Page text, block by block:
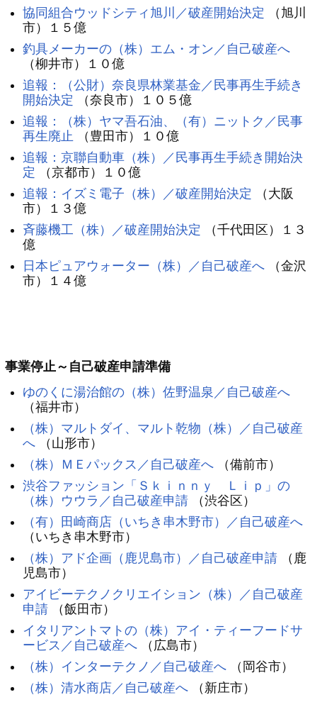
協同組合ウッドシティ旭川／破産開始決定 （旭川
市）１５億
釣具メーカーの（株）エム・オン／自己破産へ
（柳井市）１０億
追報：（公財）奈良県林業基金／民事再生手続き
開始決定 （奈良市）１０５億
追報：（株）ヤマ吾石油、（有）ニットク／民事
再生廃止 （豊田市）１０億
追報：京聯自動車（株）／民事再生手続き開始決
定 （京都市）１０億
追報：イズミ電子（株）／破産開始決定 （大阪
市）１３億
斉藤機工（株）／破産開始決定 （千代田区）１３
億
日本ピュアウォーター（株）／自己破産へ （金沢
市）１４億
事業停止～自己破産申請準備
ゆのくに湯治館の（株）佐野温泉／自己破産へ
（福井市）
（株）マルトダイ、マルト乾物（株）／自己破産
へ （山形市）
（株）ＭＥパックス／自己破産へ （備前市）
渋谷ファッション「Ｓｋｉｎｎｙ Ｌｉｐ」の
（株）ウウラ／自己破産申請 （渋谷区）
（有）田崎商店（いちき串木野市）／自己破産へ
（いちき串木野市）
（株）アド企画（鹿児島市）／自己破産申請 （鹿
児島市）
アイビーテクノクリエイション（株）／自己破産
申請 （飯田市）
イタリアントマトの（株）アイ・ティーフードサ
ービス／自己破産へ （広島市）
（株）インターテクノ／自己破産へ （岡谷市）
（株）清水商店／自己破産へ （新庄市）